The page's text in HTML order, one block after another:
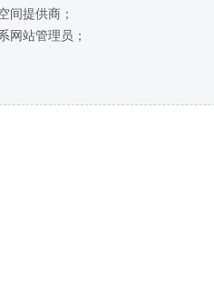
间提供商；
网站管理员；